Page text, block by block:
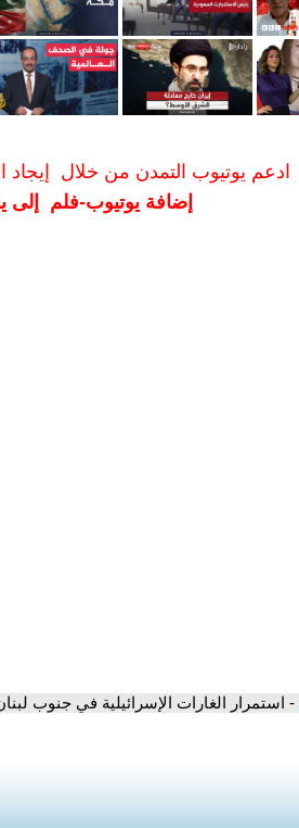
ادعم يوتيوب التمدن من خلال إيجاد
إضافة يوتيوب-فلم إلى
- استمرار الغارات الإسرائيلية في جنوب